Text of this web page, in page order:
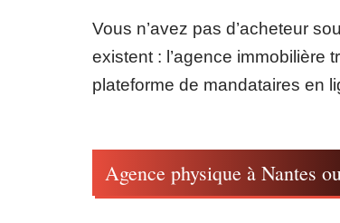
Vous n’avez pas d’acheteur
existent : l’agence immobilière
plateforme de mandataires en
Agence physique à Nantes